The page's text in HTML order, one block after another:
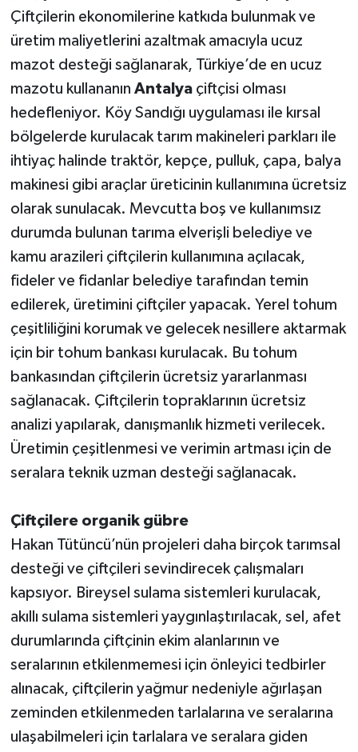
Çiftçilerin ekonomilerine katkıda bulunmak ve
üretim maliyetlerini azaltmak amacıyla ucuz
mazot desteği sağlanarak, Türkiye’de en ucuz
mazotu kullananın Antalyaçiftçisi olması
hedefleniyor. Köy Sandığı uygulaması ile kırsal
bölgelerde kurulacak tarım makineleri parkları ile
ihtiyaç halinde traktör, kepçe, pulluk, çapa, balya
makinesi gibi araçlar üreticinin kullanımına ücretsiz
olarak sunulacak. Mevcutta boş ve kullanımsız
durumda bulunan tarıma elverişli belediye ve
kamu arazileri çiftçilerin kullanımına açılacak,
fideler ve fidanlar belediye tarafından temin
edilerek, üretimini çiftçiler yapacak. Yerel tohum
çeşitliliğini korumak ve gelecek nesillere aktarmak
için bir tohum bankası kurulacak. Bu tohum
bankasından çiftçilerin ücretsiz yararlanması
sağlanacak. Çiftçilerin topraklarının ücretsiz
analizi yapılarak, danışmanlık hizmeti verilecek.
Üretimin çeşitlenmesi ve verimin artması için de
seralara teknik uzman desteği sağlanacak.
Çiftçilere organik gübre
Hakan Tütüncü’nün projeleri daha birçok tarımsal
desteği ve çiftçileri sevindirecek çalışmaları
kapsıyor. Bireysel sulama sistemleri kurulacak,
akıllı sulama sistemleri yaygınlaştırılacak, sel, afet
durumlarında çiftçinin ekim alanlarının ve
seralarının etkilenmemesi için önleyici tedbirler
alınacak, çiftçilerin yağmur nedeniyle ağırlaşan
zeminden etkilenmeden tarlalarına ve seralarına
ulaşabilmeleri için tarlalara ve seralara giden